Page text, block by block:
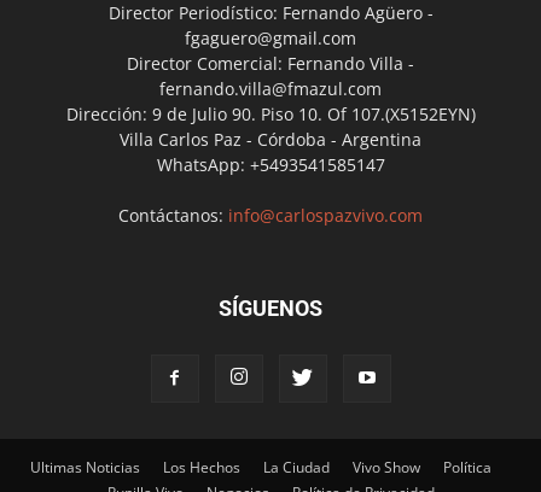
Director Periodístico: Fernando Agüero -
fgaguero@gmail.com
Director Comercial: Fernando Villa -
fernando.villa@fmazul.com
Dirección: 9 de Julio 90. Piso 10. Of 107.(X5152EYN)
Villa Carlos Paz - Córdoba - Argentina
WhatsApp: +5493541585147
Contáctanos: info@carlospazvivo.com
SÍGUENOS
Ultimas Noticias Los Hechos La Ciudad Vivo Show
Política